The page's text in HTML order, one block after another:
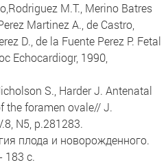
M.T., Merino Batres
Martinez A., de Castro,
D., de la Fuente Perez P. Fetal
Echocardiogr, 1990,
S., Harder J. Antenatal
the foramen ovale// J.
N5, p.281283.
плода и новорожденного.
с.